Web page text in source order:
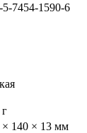
5-7454-1590-6
× 140 × 13 мм